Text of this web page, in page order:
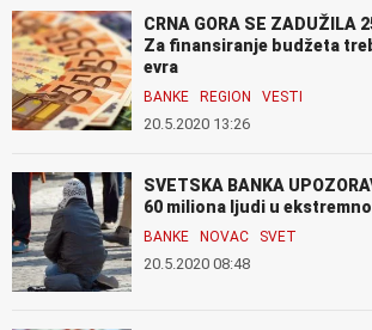
CRNA GORA SE ZADUŽILA
Za finansiranje budžeta
evra
BANKE REGION VESTI
20.5.2020 13:26
SVETSKA BANKA
60 miliona ljudi u
BANKE NOVAC SVET
20.5.2020 08:48